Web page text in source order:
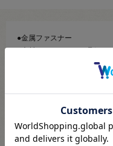
●金属ファスナー
●サイズ：No.3 長さ100cm
●エレメント（務歯）：アン
【商品の説明】
エレメントが金属でできて
No.3は、スタンダードなメ